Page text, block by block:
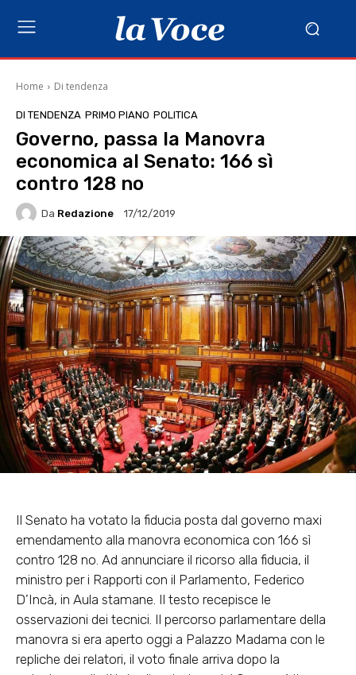
Home Di tendenza
DI TENDENZA PRIMO PIANO POLITICA
Governo, passa la Manovra
economica al Senato: 166 sì
contro 128 no
Da Redazione 17/12/2019
Il Senato ha votato la fiducia posta dal governo maxi
emendamento alla manovra economica con 166 sì
contro 128 no. Ad annunciare il ricorso alla fiducia, il
ministro per i Rapporti con il Parlamento, Federico
D’Incà, in Aula stamane. Il testo recepisce le
osservazioni dei tecnici. Il percorso parlamentare della
manovra si era aperto oggi a Palazzo Madama con le
repliche dei relatori, il voto finale arriva dopo la